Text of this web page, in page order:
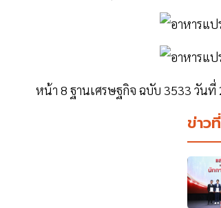
หน้า 8 ฐานเศรษฐกิจ ฉบับ 3533 วันที่
ข่าว